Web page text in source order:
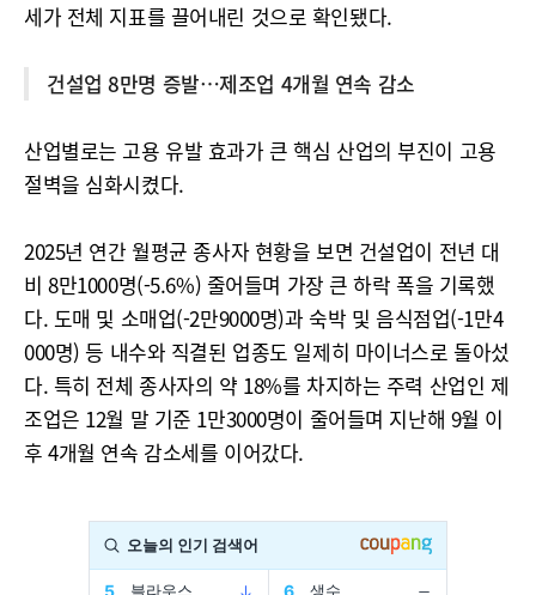
세가 전체 지표를 끌어내린 것으로 확인됐다.
건설업 8만명 증발…제조업 4개월 연속 감소
산업별로는 고용 유발 효과가 큰 핵심 산업의 부진이 고용
절벽을 심화시켰다.
2025년 연간 월평균 종사자 현황을 보면 건설업이 전년 대
비 8만1000명(-5.6%) 줄어들며 가장 큰 하락 폭을 기록했
다. 도매 및 소매업(-2만9000명)과 숙박 및 음식점업(-1만4
000명) 등 내수와 직결된 업종도 일제히 마이너스로 돌아섰
다. 특히 전체 종사자의 약 18%를 차지하는 주력 산업인 제
조업은 12월 말 기준 1만3000명이 줄어들며 지난해 9월 이
후 4개월 연속 감소세를 이어갔다.